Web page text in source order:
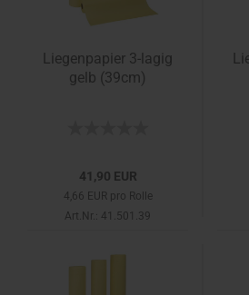
Liegenpapier 3-lagig
gelb (39cm)
41,90 EUR
4,66 EUR pro Rolle
Art.Nr.: 41.501.39